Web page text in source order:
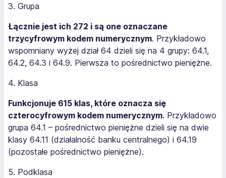
3. Grupa
Łącznie jest ich 272 i są one oznaczane
trzycyfrowym kodem numerycznym. Przykładowo
wspomniany wyżej dział 64 dzieli się na 4 grupy: 64.1,
64.2, 64.3 i 64.9. Pierwsza to pośrednictwo pieniężne.
4. Klasa
Funkcjonuje 615 klas, które oznacza się
czterocyfrowym kodem numerycznym. Przykładowo
grupa 64.1 – pośrednictwo pieniężne dzieli się na dwie
klasy 64.11 (działalność banku centralnego) i 64.19
(pozostałe pośrednictwo pieniężne).
5. Podklasa